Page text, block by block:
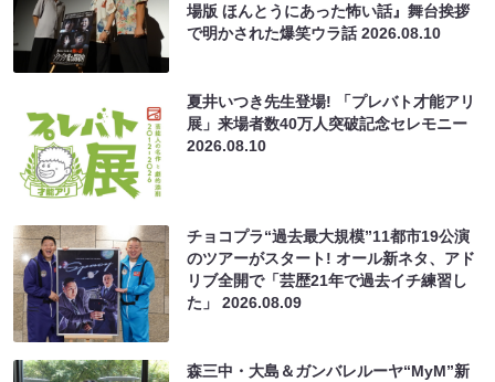
場版 ほんとうにあった怖い話』舞台挨拶
で明かされた爆笑ウラ話2026.08.10
夏井いつき先生登場! 「プレバト才能アリ
展」来場者数40万人突破記念セレモニー
2026.08.10
チョコプラ“過去最大規模”11都市19公演
のツアーがスタート! オール新ネタ、アド
リブ全開で「芸歴21年で過去イチ練習し
た」2026.08.09
森三中・大島＆ガンバレルーヤ“MyM”新